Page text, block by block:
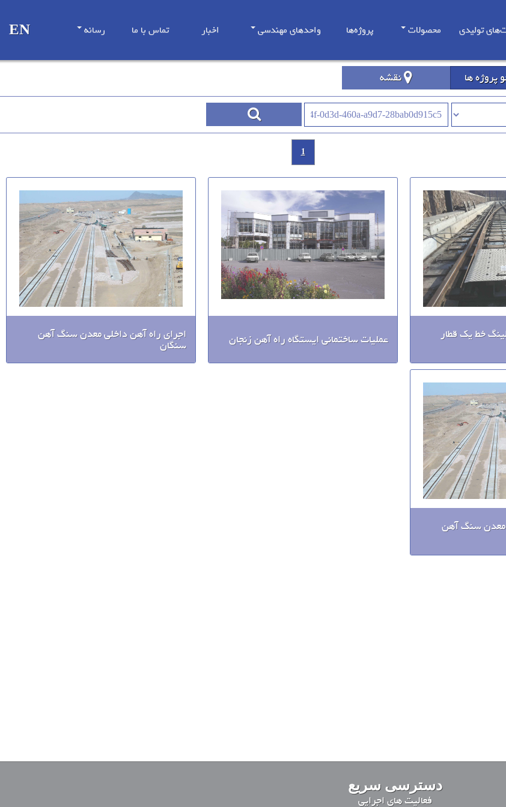
تولیدی محصولات پروژه‌ها واحدهای مهندسی اخبار تماس با ما رسانه EN
پروژه ها نقشه
1
خط یک قطار عملیات ساختمانی ایستگاه راه آهن زنجان اجرای راه آهن داخلی معدن سنگ آهن
سنگان
معدن سنگ آهن
دسترسی سریع
فعالیت های اجرایی